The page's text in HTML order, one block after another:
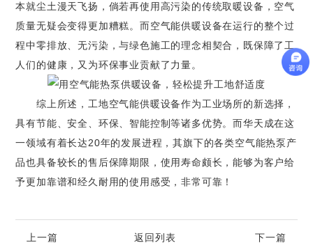
本就尘土漫天飞扬，倘若再使用高污染的传统取暖设备，空气
质量无疑会变得更加糟糕。而空气能供暖设备在运行的整个过
程中零排放、无污染，与绿色施工的理念相契合，既保障了工
人们的健康，又为环保事业贡献了力量。
综上所述，工地空气能供暖设备作为工业场所的新选择，
具有节能、安全、环保、智能控制等诸多优势。而华天成在这
一领域有着长达20年的发展进程，其旗下的各类空气能热泵产
品也具备较长的售后保障期限，使用寿命颇长，能够为客户给
予更加靠谱和经久耐用的使用感受，非常可靠！
上一篇 返回列表 下一篇